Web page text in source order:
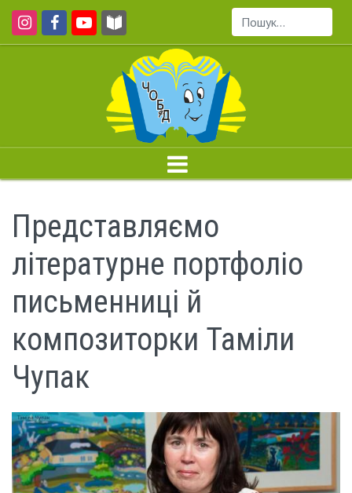
Пошук...
Представляємо
літературне портфоліо
письменниці й
композиторки Таміли
Чупак